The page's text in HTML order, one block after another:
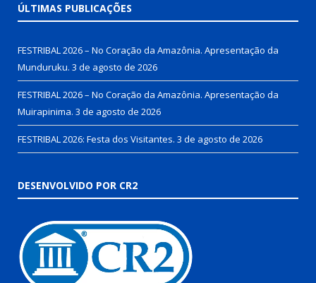
ÚLTIMAS PUBLICAÇÕES
FESTRIBAL 2026 – No Coração da Amazônia. Apresentação da
Munduruku. 3 de agosto de 2026
FESTRIBAL 2026 – No Coração da Amazônia. Apresentação da
Muirapinima. 3 de agosto de 2026
FESTRIBAL 2026: Festa dos Visitantes. 3 de agosto de 2026
DESENVOLVIDO POR CR2